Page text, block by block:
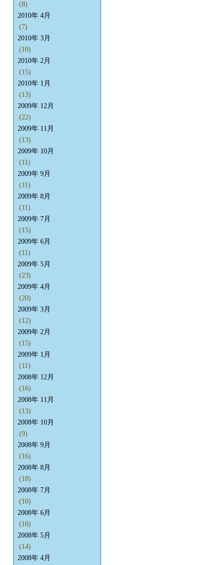
(8)
2010年 4月
(7)
2010年 3月
(10)
2010年 2月
(15)
2010年 1月
(13)
2009年 12月
(22)
2009年 11月
(13)
2009年 10月
(11)
2009年 9月
(11)
2009年 8月
(11)
2009年 7月
(15)
2009年 6月
(11)
2009年 5月
(23)
2009年 4月
(20)
2009年 3月
(12)
2009年 2月
(15)
2009年 1月
(11)
2008年 12月
(16)
2008年 11月
(13)
2008年 10月
(9)
2008年 9月
(16)
2008年 8月
(18)
2008年 7月
(10)
2008年 6月
(10)
2008年 5月
(14)
2008年 4月